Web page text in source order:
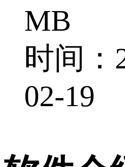
MB
时间：
02-19